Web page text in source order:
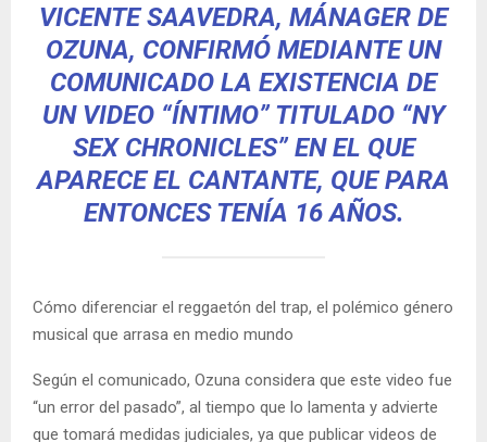
VICENTE SAAVEDRA, MÁNAGER DE
OZUNA, CONFIRMÓ MEDIANTE UN
COMUNICADO LA EXISTENCIA DE
UN VIDEO “ÍNTIMO” TITULADO “NY
SEX CHRONICLES” EN EL QUE
APARECE EL CANTANTE, QUE PARA
ENTONCES TENÍA 16 AÑOS.
Cómo diferenciar el reggaetón del trap, el polémico género
musical que arrasa en medio mundo
Según el comunicado, Ozuna considera que este video fue
“un error del pasado”, al tiempo que lo lamenta y advierte
que tomará medidas judiciales, ya que publicar videos de